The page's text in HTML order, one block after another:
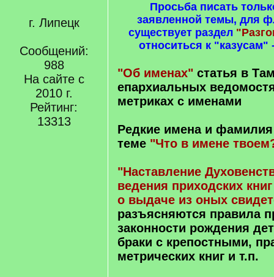
г. Липецк
Сообщений:
988
На сайте с
2010 г.
Рейтинг:
13313
Просьба писать
заявленной темы, для
существует раздел
относиться к "казусам"
"Об именах" статья в
епархиальных
метриках с именами
Редкие имена и
теме "Что в имене
"Наставление
ведения приходских
о выдаче из оных
разъясняются правила
законности рождения
браки с крепостными,
метрических книг и т.п.